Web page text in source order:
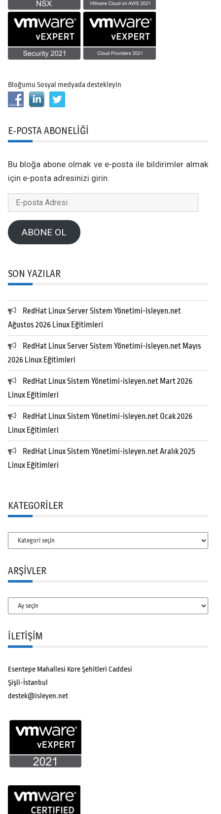
Bloğumu Sosyal medyada destekleyin
E-POSTA ABONELIĞI
Bu bloğa abone olmak ve e-posta ile bildirimler almak
için e-posta adresinizi girin.
posta
AdresiABONE OL
SON YAZILAR
RedHat Linux Server Sistem Yönetimi-isleyen.net
Ağustos 2026 Linux Eğitimleri
RedHat Linux Server Sistem Yönetimi-isleyen.net Mayıs
2026 Linux Eğitimleri
RedHat Linux Sistem Yönetimi-isleyen.net Mart 2026
Linux Eğitimleri
RedHat Linux Sistem Yönetimi-isleyen.net Ocak 2026
Linux Eğitimleri
RedHat Linux Sistem Yönetimi-isleyen.net Aralık 2025
Linux Eğitimleri
KATEGORILER
Kategoriler
ARŞIVLER
Arşivler
İLETİŞİM
Esentepe Mahallesi Kore Şehitleri Caddesi
Şişli-İstanbul
destek@isleyen.net